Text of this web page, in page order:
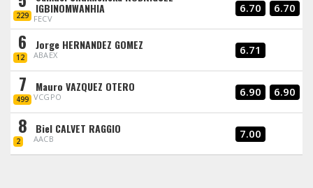
229 IGBINOMWANHIA
FECV
6.70 6.70
6
12
Jorge HERNANDEZ GOMEZ
ABAEX 6.71
7
499
Mauro VAZQUEZ OTERO
VCGPO 6.90 6.90
8
2
Biel CALVET RAGGIO
AACB 7.00